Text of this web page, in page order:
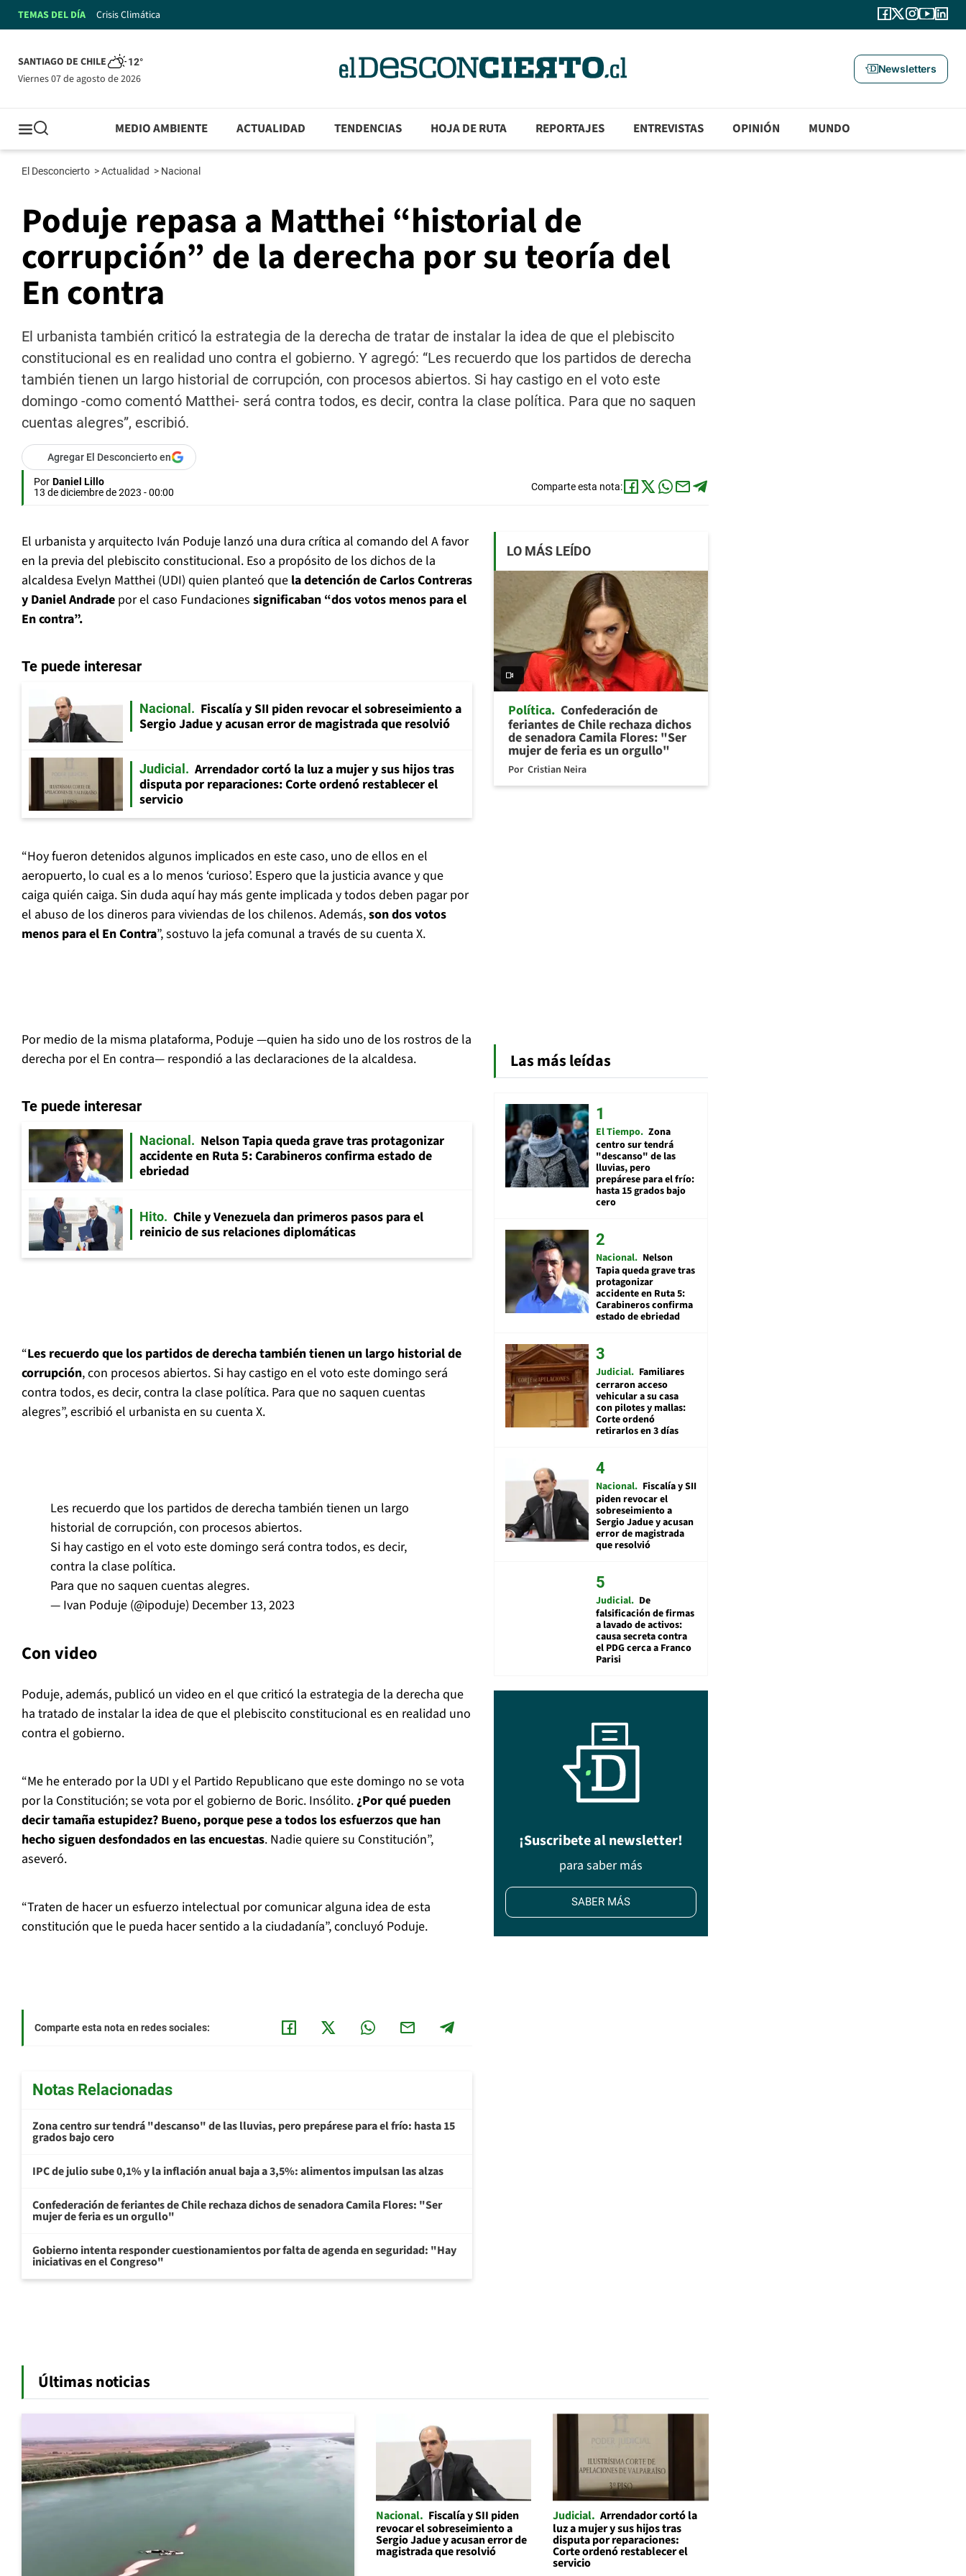
TEMAS DEL DÍA Crisis Climática
SANTIAGO DE CHILE 12°
viernes 07 de agosto de 2026
Newsletters
MEDIO AMBIENTE ACTUALIDAD TENDENCIAS HOJA DE RUTA REPORTAJES ENTREVISTAS OPINIÓN MUNDO
El Desconcierto >Actualidad > Nacional
Poduje repasa a Matthei “historial de
corrupción” de la derecha por su teoría del
En contra
El urbanista también criticó la estrategia de la derecha de tratar de instalar la idea de que el plebiscito
constitucional es en realidad uno contra el gobierno. Y agregó: “Les recuerdo que los partidos de derecha
también tienen un largo historial de corrupción, con procesos abiertos. Si hay castigo en el voto este
domingo -como comentó Matthei- será contra todos, es decir, contra la clase política. Para que no saquen
cuentas alegres”, escribió.
Agregar El Desconcierto en
Por Daniel Lillo
13 de diciembre de 2023 - 00:00
Comparte esta nota:
El urbanista y arquitecto Iván Poduje lanzó una dura crítica al comando del A favor
en la previa del plebiscito constitucional. Eso a propósito de los dichos de la
alcaldesa Evelyn Matthei (UDI) quien planteó que la detención de Carlos Contreras
y Daniel Andrade por el caso Fundaciones significaban “dos votos menos para el
En contra”.
Te puede interesar
Nacional
Fiscalía y SII piden revocar el sobreseimiento a
Sergio Jadue y acusan error de magistrada que resolvió
Judicial
Arrendador cortó la luz a mujer y sus hijos tras
disputa por reparaciones: Corte ordenó restablecer el
servicio
“Hoy fueron detenidos algunos implicados en este caso, uno de ellos en el
aeropuerto, lo cual es a lo menos ‘curioso’. Espero que la justicia avance y que
caiga quién caiga. Sin duda aquí hay más gente implicada y todos deben pagar por
el abuso de los dineros para viviendas de los chilenos. Además,son dos votos
menos para el En Contra”, sostuvo la jefa comunal a través de su cuenta X.
Por medio de la misma plataforma, Poduje —quien ha sido uno de los rostros de la
derecha por el En contra— respondió a las declaraciones de la alcaldesa.
Te puede interesar
Nacional
Nelson Tapia queda grave tras protagonizar
accidente en Ruta 5: Carabineros confirma estado de
ebriedad
Hito
Chile y Venezuela dan primeros pasos para el
reinicio de sus relaciones diplomáticas
“Les recuerdo que los partidos de derecha también tienen un largo historial de
corrupción, con procesos abiertos. Si hay castigo en el voto este domingo será
contra todos, es decir, contra la clase política. Para que no saquen cuentas
alegres”, escribió el urbanista en su cuenta X.
Les recuerdo que los partidos de derecha también tienen un largo
historial de corrupción, con procesos abiertos.
Si hay castigo en el voto este domingo será contra todos, es decir,
contra la clase política.
Para que no saquen cuentas alegres.
— Ivan Poduje (@ipoduje) December 13, 2023
Con video
Poduje, además, publicó un video en el que criticó la estrategia de la derecha que
ha tratado de instalar la idea de que el plebiscito constitucional es en realidad uno
contra el gobierno.
“Me he enterado por la UDI y el Partido Republicano que este domingo no se vota
por la Constitución; se vota por el gobierno de Boric. Insólito.¿Por qué pueden
decir tamaña estupidez? Bueno, porque pese a todos los esfuerzos que han
hecho siguen desfondados en las encuestas. Nadie quiere su Constitución”,
aseveró.
“Traten de hacer un esfuerzo intelectual por comunicar alguna idea de esta
constitución que le pueda hacer sentido a la ciudadanía”, concluyó Poduje.
Comparte esta nota en redes sociales:
Notas Relacionadas
Zona centro sur tendrá "descanso" de las lluvias, pero prepárese para el frío: hasta 15
grados bajo cero
IPC de julio sube 0,1% y la inflación anual baja a 3,5%: alimentos impulsan las alzas
Confederación de feriantes de Chile rechaza dichos de senadora Camila Flores: "Ser
mujer de feria es un orgullo"
Gobierno intenta responder cuestionamientos por falta de agenda en seguridad: "Hay
iniciativas en el Congreso"
LO MÁS LEÍDO
Política Confederación de
feriantes de Chile rechaza dichos
de senadora Camila Flores: "Ser
mujer de feria es un orgullo"
Por Cristian Neira
Las más leídas
El Tiempo Zona
centro sur tendrá
"descanso" de las
lluvias, pero
prepárese para el frío:
hasta 15 grados bajo
cero
Nacional Nelson
Tapia queda grave tras
protagonizar
accidente en Ruta 5:
Carabineros confirma
estado de ebriedad
Judicial Familiares
cerraron acceso
vehicular a su casa
con pilotes y mallas:
Corte ordenó
retirarlos en 3 días
Nacional Fiscalía y SII
piden revocar el
sobreseimiento a
Sergio Jadue y acusan
error de magistrada
que resolvió
Judicial De
falsificación de firmas
a lavado de activos:
causa secreta contra
el PDG cerca a Franco
Parisi
¡Suscribete al newsletter!
para saber más
SABER MÁS
Últimas noticias
Nacional
Fiscalía y SII piden
revocar el sobreseimiento a
Sergio Jadue y acusan error de
magistrada que resolvió
Judicial Arrendador cortó la
luz a mujer y sus hijos tras
disputa por reparaciones:
Corte ordenó restablecer el
servicio